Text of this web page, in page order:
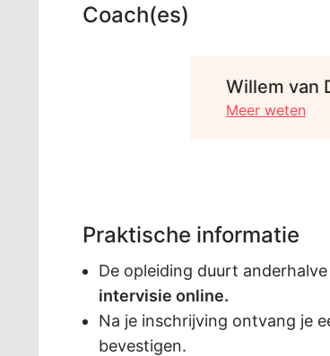
Coach(es)
Willem van
Meer weten
Praktische informatie
De opleiding duurt
intervisie online.
Na je inschrijving ontvang je
bevestigen.